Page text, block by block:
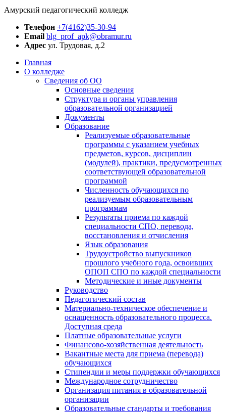
Амурский педагогический колледж
Телефон +7(4162)35-30-94
Email blg_prof_apk@obramur.ru
Адрес ул. Трудовая, д.2
Главная
О колледже
Сведения об ОО
Основные сведения
Структура и органы управления
образовательной организацией
Документы
Образование
Реализуемые образовательные
программы с указанием учебных
предметов, курсов, дисциплин
(модулей), практики, предусмотренных
соответствующей образовательной
программой
Численность обучающихся по
реализуемым образовательным
программам
Результаты приема по каждой
специальности СПО, перевода,
восстановления и отчисления
Язык образования
Трудоустройство выпускников
прошлого учебного года, освоивших
ОПОП СПО по каждой специальности
Методические и иные документы
Руководство
Педагогический состав
Материально-техническое обеспечение и
оснащенность образовательного процесса.
Доступная среда
Платные образовательные услуги
Финансово-хозяйственная деятельность
Вакантные места для приема (перевода)
обучающихся
Стипендии и меры поддержки обучающихся
Международное сотрудничество
Организация питания в образовательной
организации
Образовательные стандарты и требования